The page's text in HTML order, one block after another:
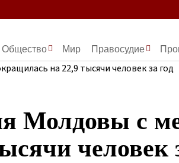
Общество Мир Правосудие
Молдовы с
человек